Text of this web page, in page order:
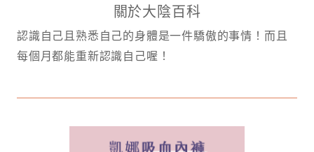
關於大陰百科
認識自己且熟悉自己的身體是一件驕傲的事情！而且
每個月都能重新認識自己喔！